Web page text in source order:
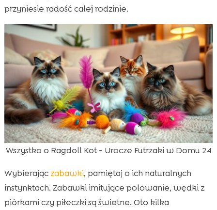
przyniesie radość całej rodzinie.
Wszystko o Ragdoll Kot - Urocze Futrzaki w Domu 24
Wybierając zabawki, pamiętaj o ich naturalnych
instynktach. Zabawki imitujące polowanie, wędki z
piórkami czy piłeczki są świetne. Oto kilka